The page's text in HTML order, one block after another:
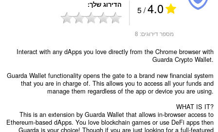
4.0
/ 5 הדירוג שלך
מספר דירוגים: 8
Interact with any dApps you love directly from the Chrome browser with
Guarda Crypto Wallet.
Guarda Wallet functionality opens the gate to a brand new financial system
that you are in charge of. This allows you to access all your funds and
manage them regardless of the app or device you are using.
WHAT IS IT?
This is an extension by Guarda Wallet that allows in-browser access to
Ethereum-based dApps. You love blockchain games or use DeFi apps then
Guarda is your choice! Though if you are just looking for a full-featured